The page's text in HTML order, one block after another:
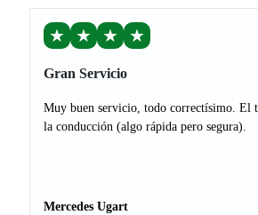
★ ★ ★ ★
Gran Servicio
Muy buen servicio, todo correctísimo. El
la conducción (algo rápida pero segura).
Mercedes Ugart